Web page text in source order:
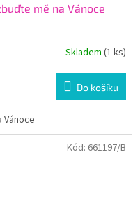
mě na Vánoce
Skladem (1 ks)
Do košíku
Vánoce
Kód: 661197/B